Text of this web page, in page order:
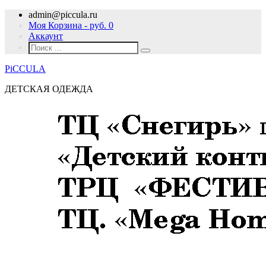
admin@piccula.ru
Моя Корзина - руб. 0
Аккаунт
PiCCULA
ДЕТСКАЯ ОДЕЖДА